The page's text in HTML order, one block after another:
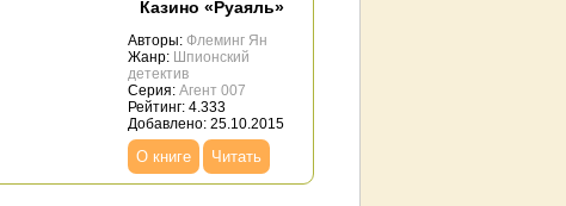
Казино «Руаяль»
Авторы: Флеминг Ян
Жанр: Шпионский
детектив
Серия: Агент 007
Рейтинг: 4.333
Добавлено: 25.10.2015
О книге Читать